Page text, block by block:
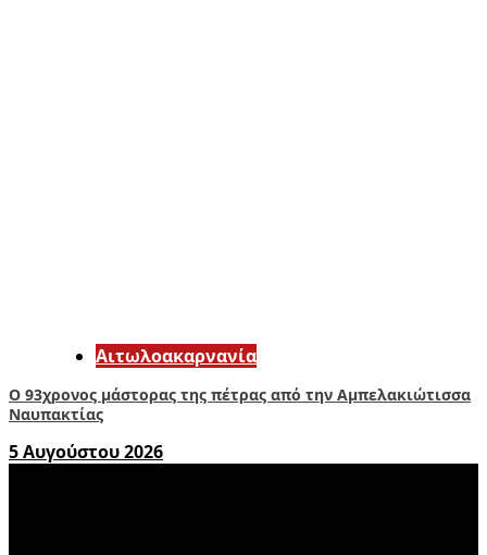
Αιτωλοακαρνανία
Ο 93χρονος μάστορας της πέτρας από την Αμπελακιώτισσα
Ναυπακτίας
5 Αυγούστου 2026